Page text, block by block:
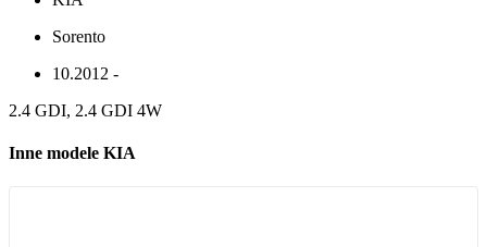
Sorento
10.2012 -
2.4 GDI, 2.4 GDI 4W
Inne modele KIA